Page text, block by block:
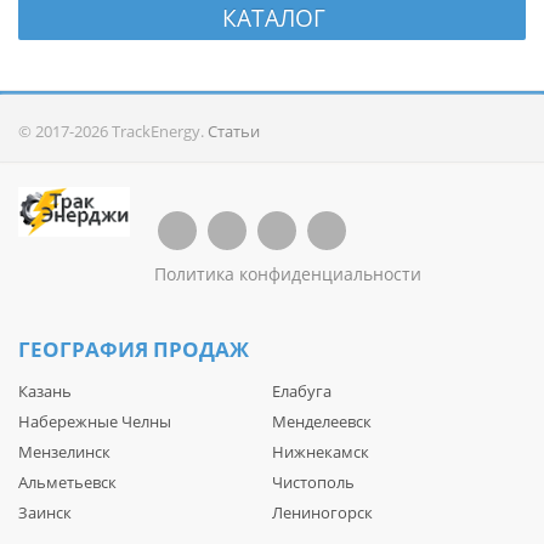
КАТАЛОГ
© 2017-2026 TrackEnergy. Статьи
Политика конфиденциальности
ГЕОГРАФИЯ ПРОДАЖ
Казань
Набережные Челны
Мензелинск
Альметьевск
Заинск
Елабуга
Менделеевск
Нижнекамск
Чистополь
Лениногорск